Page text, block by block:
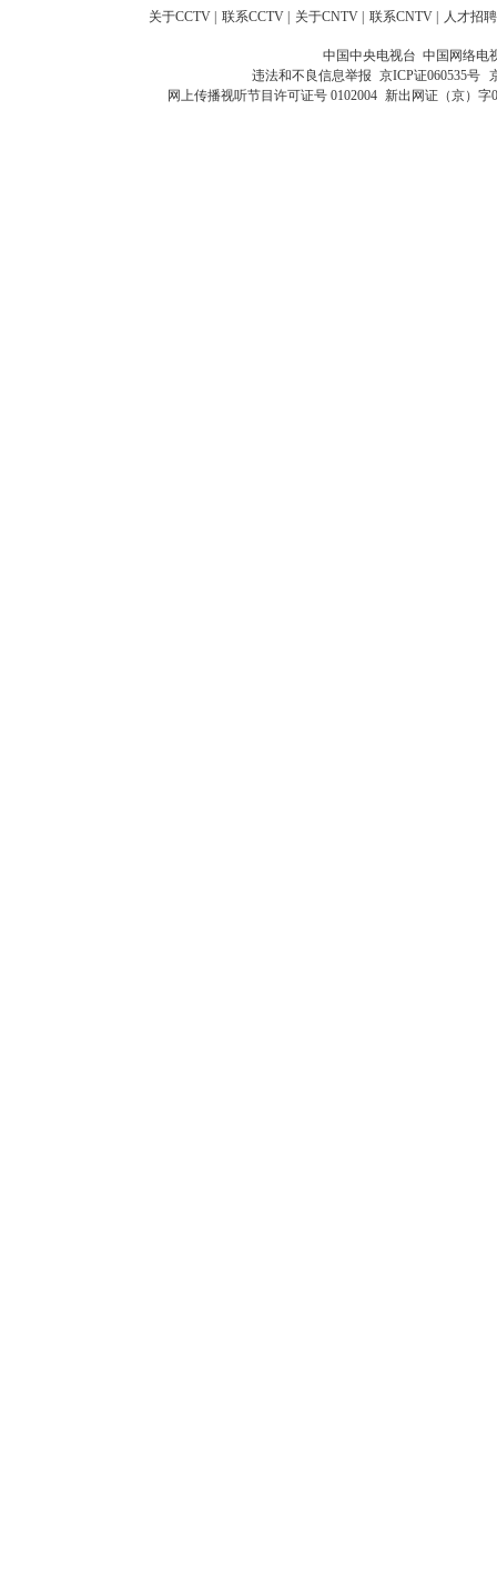
关于CCTV | 联系CCTV | 关于CNTV | 联系CNTV | 人才招聘
中国中央电视台 中国网络电
违法和不良信息举报 京ICP证060535号
网上传播视听节目许可证号 0102004 新出网证（京）